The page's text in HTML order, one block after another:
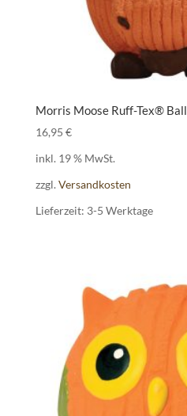
Morris Moose Ruff-Tex® Ball
16,95 €
inkl. 19 % MwSt.
zzgl.Versandkosten
Lieferzeit: 3-5 Werktage